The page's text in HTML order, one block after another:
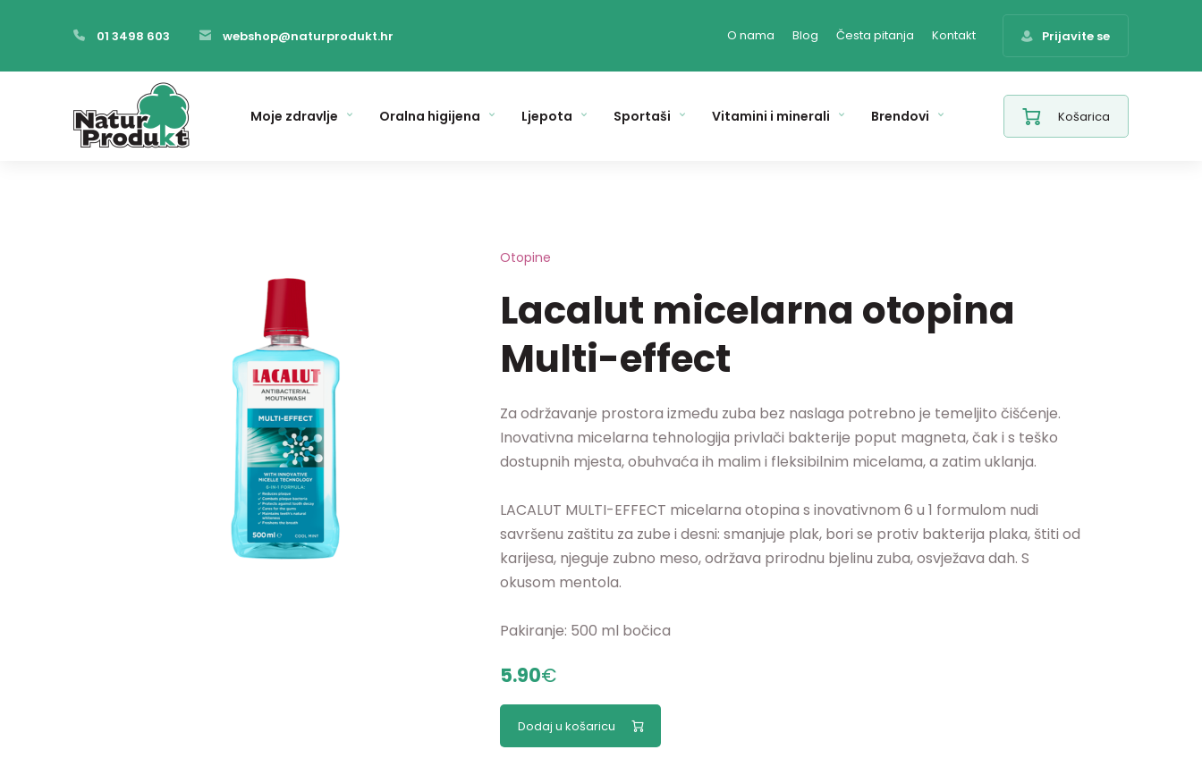
01 3498 603 webshop@naturprodukt.hr O nama Blog Česta pitanja Kontakt Prijavite se
Moje zdravlje Oralna higijena Ljepota Sportaši Vitamini i minerali Brendovi Košarica
Otopine
Lacalut micelarna otopina
Multi-effect
Za održavanje prostora između zuba bez naslaga potrebno je temeljito čišćenje.
Inovativna micelarna tehnologija privlači bakterije poput magneta, čak i s teško
dostupnih mjesta, obuhvaća ih malim i fleksibilnim micelama, a zatim uklanja.
LACALUT MULTI-EFFECT micelarna otopina s inovativnom 6 u 1 formulom nudi
savršenu zaštitu za zube i desni: smanjuje plak, bori se protiv bakterija plaka, štiti od
karijesa, njeguje zubno meso, održava prirodnu bjelinu zuba, osvježava dah. S
okusom mentola.
Pakiranje: 500 ml bočica
5.90€
Dodaj u košaricu